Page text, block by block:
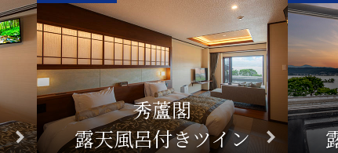
秀蘆閣
露天風呂付きツイン